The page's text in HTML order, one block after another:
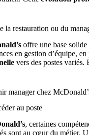
la restauration ou du
offre une base solide
en gestion d’équipe,
vers des postes
manager chez
au poste
, certaines
sont au cœur du métier.